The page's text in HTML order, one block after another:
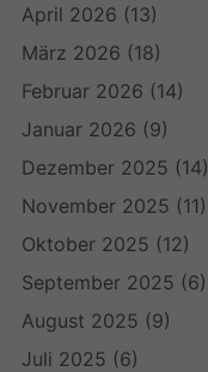
April 2026 (13)
März 2026 (18)
Februar 2026 (14)
Januar 2026 (9)
Dezember 2025 (14)
November 2025 (11)
Oktober 2025 (12)
September 2025 (6)
August 2025 (9)
Juli 2025 (6)